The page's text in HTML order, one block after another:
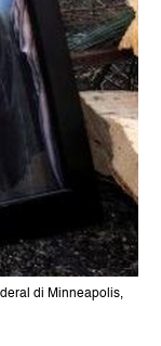
di Minneapolis,